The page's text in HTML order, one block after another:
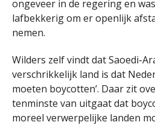
ongeveer in de regering en
lafbekkerig om er openlijk
nemen.
Wilders zelf vindt dat Saoedi-
verschrikkelijk land is dat
moeten boycotten’. Daar zit
tenminste van uitgaat dat
moreel verwerpelijke landen